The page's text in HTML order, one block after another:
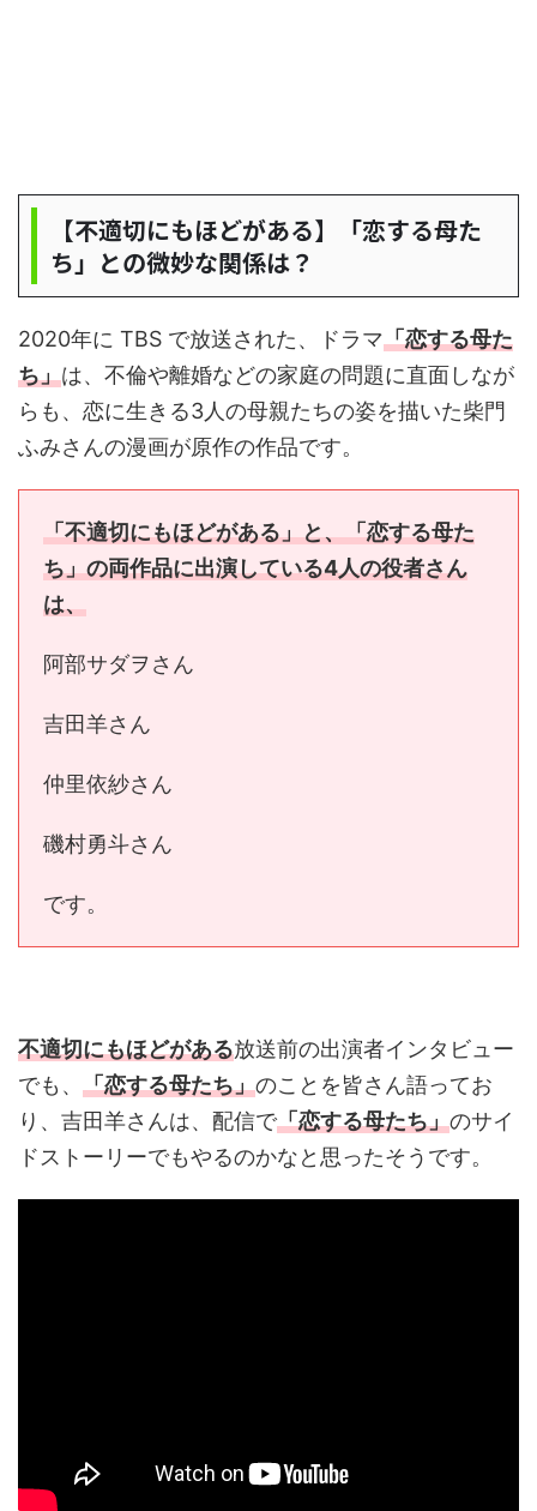
【不適切にもほどがある】「恋する母た
ち」との微妙な関係は？
2020年に TBS で放送された、ドラマ「恋する母た
ち」は、不倫や離婚などの家庭の問題に直面しなが
らも、恋に生きる3人の母親たちの姿を描いた柴門
ふみさんの漫画が原作の作品です。
「不適切にもほどがある」と、「恋する母た
ち」の両作品に出演している4人の役者さん
は、
阿部サダヲさん
吉田羊さん
仲里依紗さん
磯村勇斗さん
です。
不適切にもほどがある放送前の出演者インタビュー
でも、 「恋する母たち」のことを皆さん語ってお
り、吉田羊さんは、配信で「恋する母たち」のサイ
ドストーリーでもやるのかなと思ったそうです。